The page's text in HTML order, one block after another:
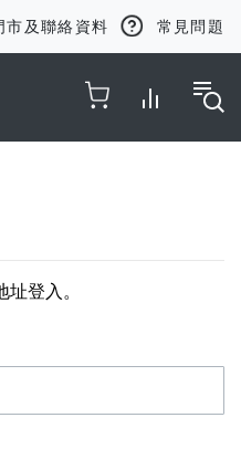
市及聯絡資料 常見問題
登入。